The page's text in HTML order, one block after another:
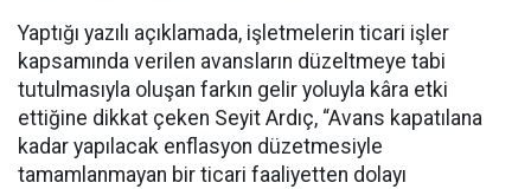
Yaptığı yazılı açıklamada, işletmelerin ticari işler
kapsamında verilen avansların düzeltmeye tabi
tutulmasıyla oluşan farkın gelir yoluyla kâra etki
ettiğine dikkat çeken Seyit Ardıç, “Avans kapatılana
kadar yapılacak enflasyon düzetmesiyle
tamamlanmayan bir ticari faaliyetten dolayı